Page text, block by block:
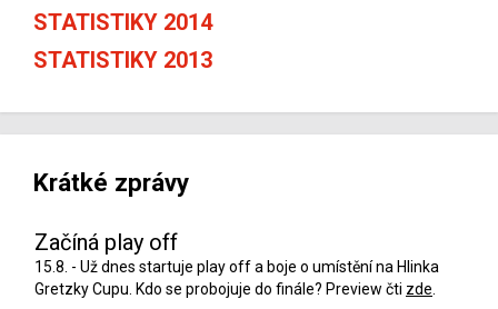
STATISTIKY 2014
STATISTIKY 2013
Krátké zprávy
Začíná play off
15.8. - Už dnes startuje play off a boje o umístění na Hlinka
Gretzky Cupu. Kdo se probojuje do finále? Preview čti zde